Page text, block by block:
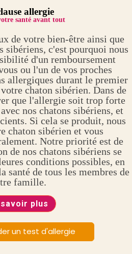
allergie
santé avant tout
de votre bien-être ainsi que
sibériens, c'est pourquoi nous
d'un remboursement
ou l'un de vos proches
allergiques durant le premier
chaton sibérien. Dans de
que l'allergie soit trop forte
nos chatons sibériens, et
Si cela se produit, nous
chaton sibérien et vous
Notre priorité est de
de nos chatons sibériens se
conditions possibles, en
santé de tous les membres de
famille.
savoir plus
un test d'allergie